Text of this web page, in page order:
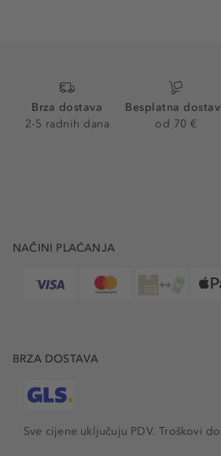
Brza dostava
2-5 radnih dana
Besplatna
od 70 €
NAČINI PLAĆANJA
BRZA DOSTAVA
Sve cijene uključuju PDV.Troškovi